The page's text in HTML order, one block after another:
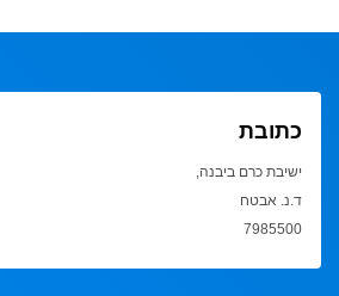
כתובת
ישיבת כרם ביבנה,
ד.נ. אבטח
7985500